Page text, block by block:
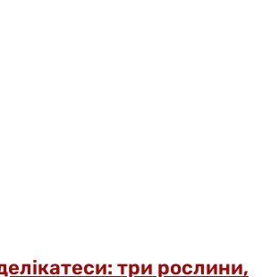
три рослини,